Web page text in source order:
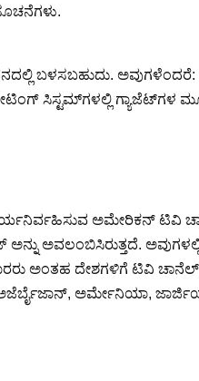
ಬಳಸಬಹುದು.
ಸಿಸ್ಟಮ್‌ಗಳಲ್ಲಿ ಗ್ಯಾಜೆಟ್‌ಗಳ
ಅಮೇರಿಕನ್ ಟಿವಿ
ಅನ್ನು ಅವಲಂಬಿಸಿರುತ್ತದೆ.
ಅಂತಹ ದೇಶಗಳಿಗೆ ಟಿವಿ ಚಾನೆಲ್‌ಗಳ
ಅಜೆರ್ಬೈಜಾನ್, ಅರ್ಮೇನಿಯಾ,